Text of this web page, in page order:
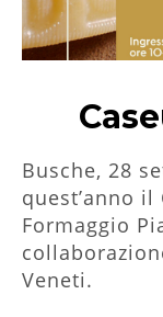
Busche, 28
quest’anno
Formaggio
Veneti.